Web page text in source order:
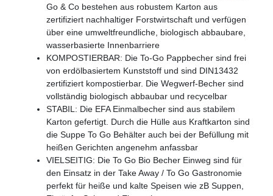
Go & Co bestehen aus robustem Karton aus
zertifiziert nachhaltiger Forstwirtschaft und verfügen
über eine umweltfreundliche, biologisch abbaubare,
wasserbasierte Innenbarriere
KOMPOSTIERBAR: Die To-Go Pappbecher sind frei
von erdölbasiertem Kunststoff und sind DIN13432
zertifiziert kompostierbar. Die Wegwerf-Becher sind
vollständig biologisch abbaubar und recycelbar
STABIL: Die EFA Einmalbecher sind aus stabilem
Karton gefertigt. Durch die Hülle aus Kraftkarton sind
die Suppe To Go Behälter auch bei der Befüllung mit
heißen Gerichten angenehm anfassbar
VIELSEITIG: Die To Go Bio Becher Einweg sind für
den Einsatz in der Take Away / To Go Gastronomie
perfekt für heiße und kalte Speisen wie zB Suppen,